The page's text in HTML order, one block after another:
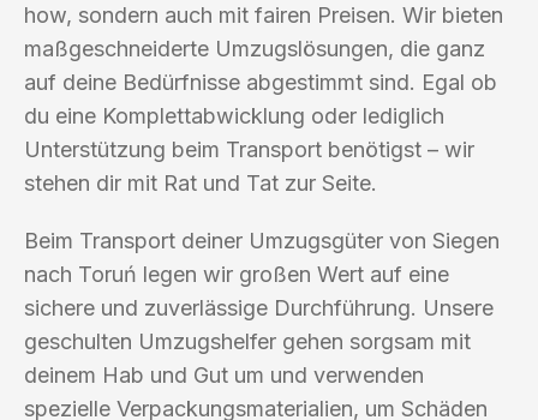
how, sondern auch mit fairen Preisen. Wir bieten
maßgeschneiderte Umzugslösungen, die ganz
auf deine Bedürfnisse abgestimmt sind. Egal ob
du eine Komplettabwicklung oder lediglich
Unterstützung beim Transport benötigst – wir
stehen dir mit Rat und Tat zur Seite.
Beim Transport deiner Umzugsgüter von Siegen
nach Toruń legen wir großen Wert auf eine
sichere und zuverlässige Durchführung. Unsere
geschulten Umzugshelfer gehen sorgsam mit
deinem Hab und Gut um und verwenden
spezielle Verpackungsmaterialien, um Schäden